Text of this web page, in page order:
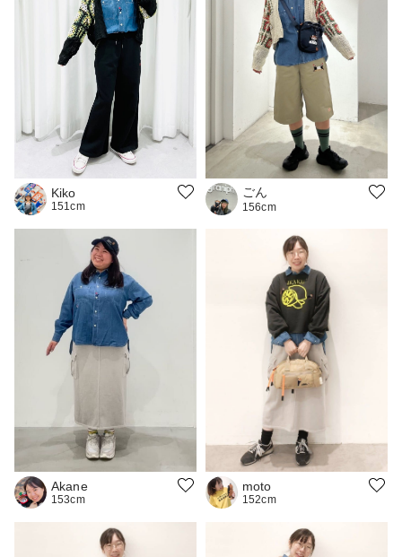
Kiko
151cm
ごん
156cm
Akane
153cm
moto
152cm